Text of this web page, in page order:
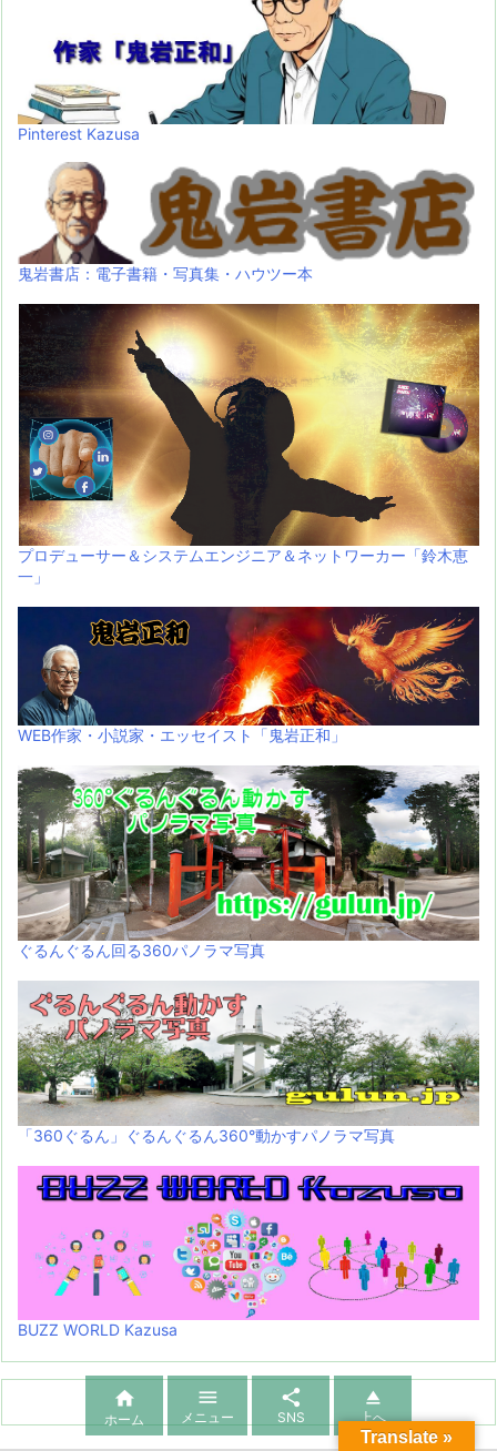
Pinterest Kazusa
鬼岩書店：電子書籍・写真集・ハウツー本
プロデューサー＆システムエンジニア＆ネットワーカー「鈴木恵
一」
WEB作家・小説家・エッセイスト「鬼岩正和」
ぐるんぐるん回る360パノラマ写真
「360ぐるん」ぐるんぐるん360°動かすパノラマ写真
BUZZ WORLD Kazusa

ホーム

メニュー

SNS

上へ
Translate »